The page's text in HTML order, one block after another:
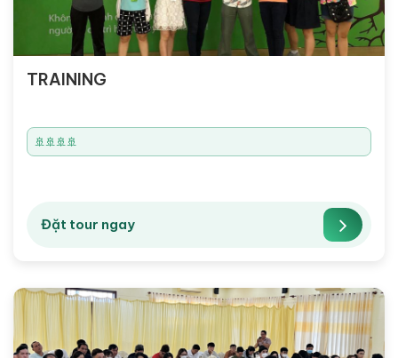
TRAINING
🚢🚢🚢🚢
Đặt tour ngay